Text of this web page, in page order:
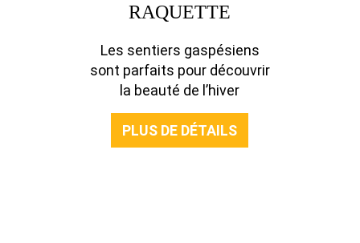
RAQUETTE
Les sentiers gaspésiens
sont parfaits pour découvrir
la beauté de l’hiver
PLUS DE DÉTAILS